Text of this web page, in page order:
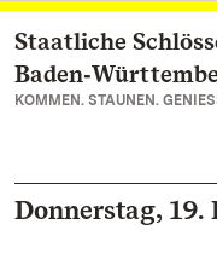
Zum Hauptinhalt
Staatliche
KOMMEN. STAUNEN.
Donnerstag, 19.